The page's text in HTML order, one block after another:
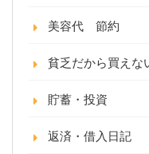
美容代 節約
貧乏だから買えな
貯蓄・投資
返済・借入日記